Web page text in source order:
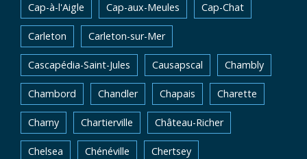
Cap-à-l'Aigle Cap-aux-Meules Cap-Chat
Carleton Carleton-sur-Mer
Cascapédia-Saint-Jules Causapscal Chambly
Chambord Chandler Chapais Charette
Charny Chartierville Château-Richer
Chelsea Chénéville Chertsey